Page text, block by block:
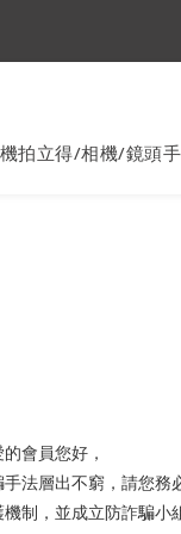
拍立得/相機/鏡頭
會員您好，
手法層出不窮，請您務
機制，並成立防詐騙小